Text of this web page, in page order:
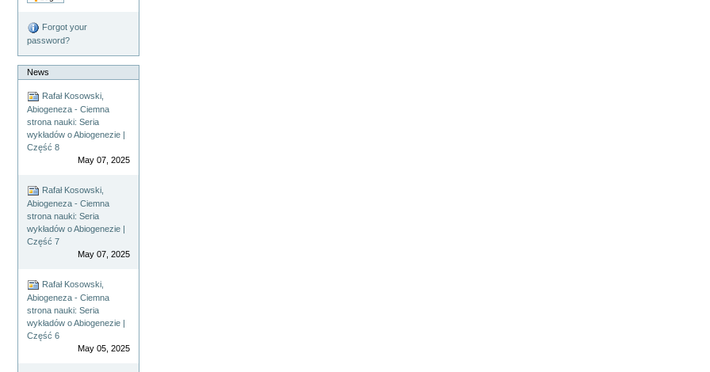
Forgot your
password?
News
Rafał Kosowski,
Abiogeneza - Ciemna
strona nauki: Seria
wykładów o Abiogenezie |
Część 8
May 07, 2025
Rafał Kosowski,
Abiogeneza - Ciemna
strona nauki: Seria
wykładów o Abiogenezie |
Część 7
May 07, 2025
Rafał Kosowski,
Abiogeneza - Ciemna
strona nauki: Seria
wykładów o Abiogenezie |
Część 6
May 05, 2025